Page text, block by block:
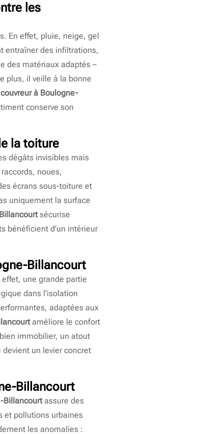
les
En effet, pluie, neige, gel
entraîner des infiltrations,
des matériaux adaptés –
plus, il veille à la bonne
couvreur à Boulogne-
conserve son
la toiture
dégâts invisibles mais
noues,
écrans sous-toiture et
uniquement la surface
sécurise
bénéficient d’un intérieur
Billancourt
une grande partie
dans l’isolation
adaptées aux
améliore le confort
immobilier, un atout
un levier concret
Billancourt
Billancourtassure des
et pollutions urbaines
les anomalies :